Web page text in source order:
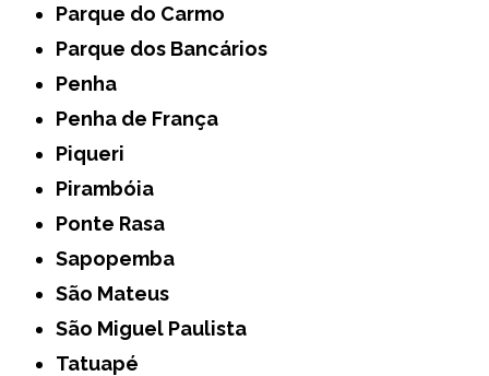
Parque do Carmo
Parque dos Bancários
Penha
Penha de França
Piqueri
Pirambóia
Ponte Rasa
Sapopemba
São Mateus
São Miguel Paulista
Tatuapé